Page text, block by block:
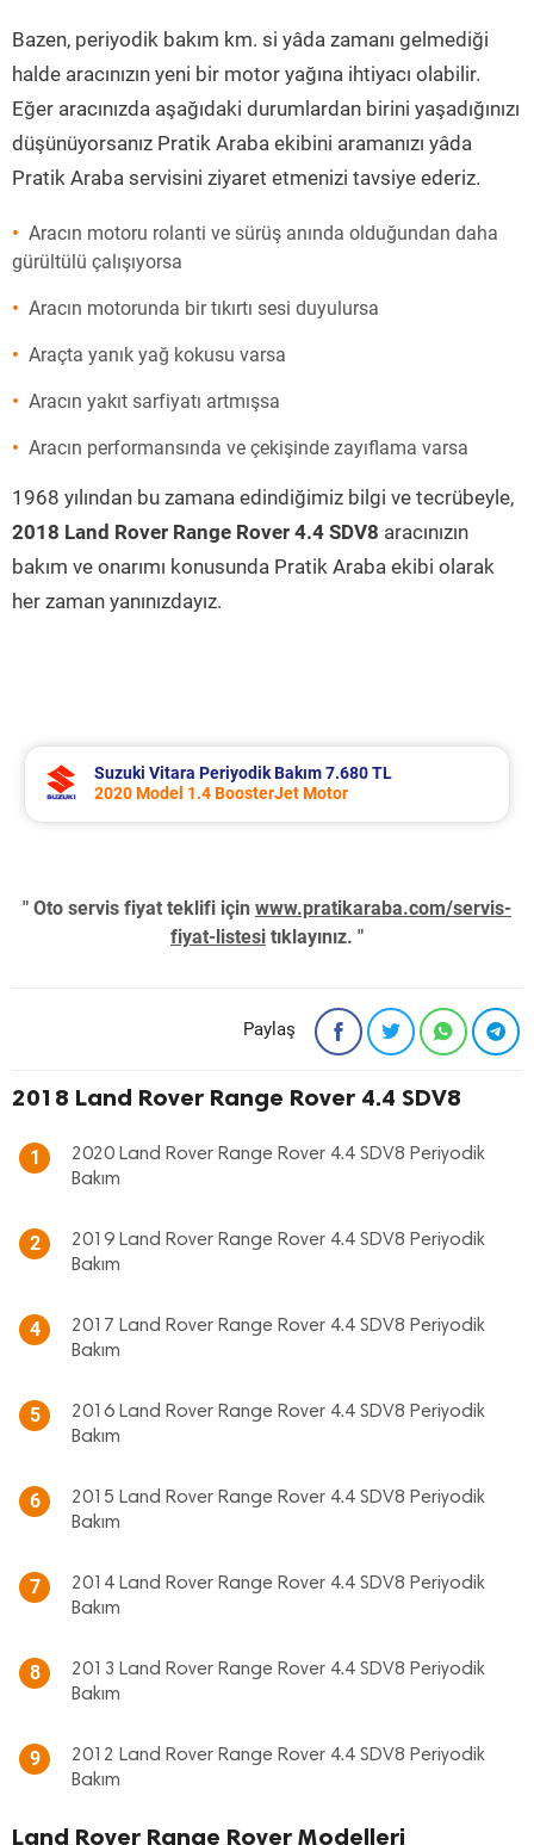
Bazen, periyodik bakım km. si yâda zamanı gelmediği
halde aracınızın yeni bir motor yağına ihtiyacı olabilir.
Eğer aracınızda aşağıdaki durumlardan birini yaşadığınızı
düşünüyorsanız Pratik Araba ekibini aramanızı yâda
Pratik Araba servisini ziyaret etmenizi tavsiye ederiz.
Aracın motoru rolanti ve sürüş anında olduğundan daha
gürültülü çalışıyorsa
Aracın motorunda bir tıkırtı sesi duyulursa
Araçta yanık yağ kokusu varsa
Aracın yakıt sarfiyatı artmışsa
Aracın performansında ve çekişinde zayıflama varsa
1968 yılından bu zamana edindiğimiz bilgi ve tecrübeyle,
2018 Land Rover Range Rover 4.4 SDV8 aracınızın
bakım ve onarımı konusunda Pratik Araba ekibi olarak
her zaman yanınızdayız.
Suzuki Vitara Periyodik Bakım 7.680 TL
2020 Model 1.4 BoosterJet Motor
" Oto servis fiyat teklifi için www.pratikaraba.com/servis-
fiyat-listesi tıklayınız. "
Paylaş
2018 Land Rover Range Rover 4.4 SDV8
1
2020 Land Rover Range Rover 4.4 SDV8 Periyodik
Bakım
2
2019 Land Rover Range Rover 4.4 SDV8 Periyodik
Bakım
4
2017 Land Rover Range Rover 4.4 SDV8 Periyodik
Bakım
5
2016 Land Rover Range Rover 4.4 SDV8 Periyodik
Bakım
6
2015 Land Rover Range Rover 4.4 SDV8 Periyodik
Bakım
7
2014 Land Rover Range Rover 4.4 SDV8 Periyodik
Bakım
8
2013 Land Rover Range Rover 4.4 SDV8 Periyodik
Bakım
9
2012 Land Rover Range Rover 4.4 SDV8 Periyodik
Bakım
Land Rover Range Rover Modelleri